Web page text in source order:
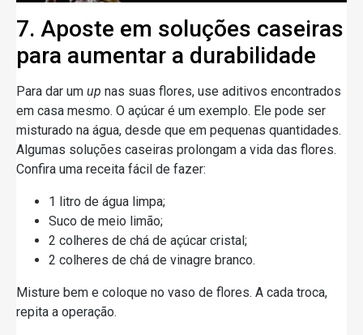
7. Aposte em soluções caseiras
para aumentar a durabilidade
Para dar um up nas suas flores, use aditivos encontrados
em casa mesmo. O açúcar é um exemplo. Ele pode ser
misturado na água, desde que em pequenas quantidades.
Algumas soluções caseiras prolongam a vida das flores.
Confira uma receita fácil de fazer:
1 litro de água limpa;
Suco de meio limão;
2 colheres de chá de açúcar cristal;
2 colheres de chá de vinagre branco.
Misture bem e coloque no vaso de flores. A cada troca,
repita a operação.